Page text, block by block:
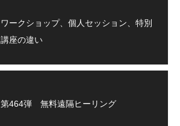
ワークショップ、個人セッション、特別
講座の違い
第464弾 無料遠隔ヒーリング